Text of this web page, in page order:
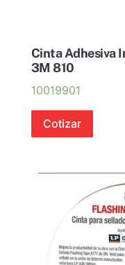
Cinta Adhesiva
3M 810
10019901
Cotizar